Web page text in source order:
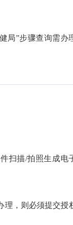
局”步骤查询需办
扫描/拍照生成电
理，则必须提交授